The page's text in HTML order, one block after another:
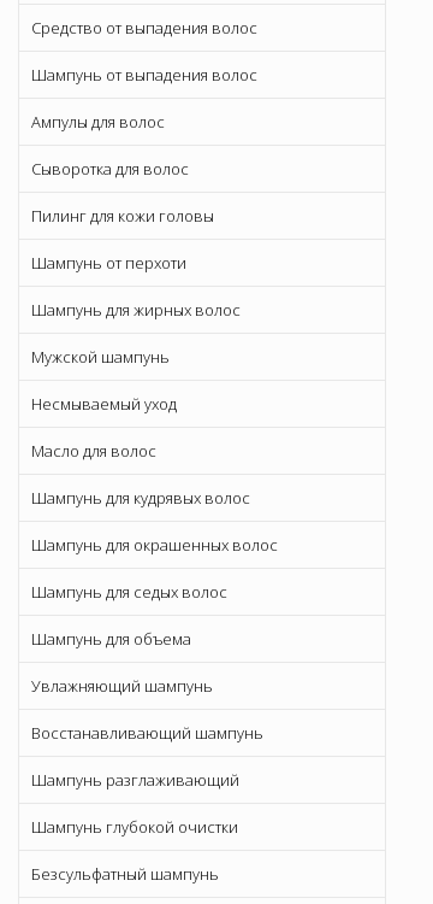
Средство от выпадения волос
Шампунь от выпадения волос
Ампулы для волос
Сыворотка для волос
Пилинг для кожи головы
Шампунь от перхоти
Шампунь для жирных волос
Мужской шампунь
Несмываемый уход
Масло для волос
Шампунь для кудрявых волос
Шампунь для окрашенных волос
Шампунь для седых волос
Шампунь для объема
Увлажняющий шампунь
Восстанавливающий шампунь
Шампунь разглаживающий
Шампунь глубокой очистки
Безсульфатный шампунь